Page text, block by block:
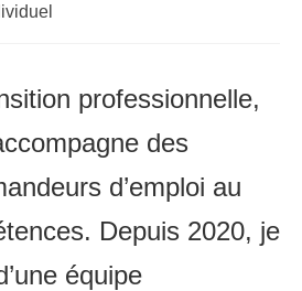
professionnelle,
des
d’emploi au
Depuis 2020, je
équipe